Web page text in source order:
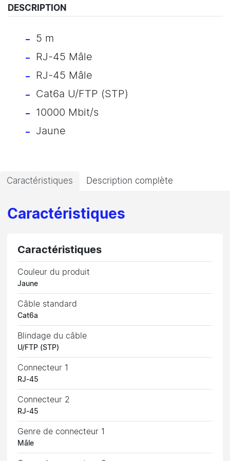
DESCRIPTION
5 m
RJ-45 Mâle
RJ-45 Mâle
Cat6a U/FTP (STP)
10000 Mbit/s
Jaune
Caractéristiques Description complète
Caractéristiques
Caractéristiques
Couleur du produit
Jaune
Câble standard
Cat6a
Blindage du câble
U/FTP (STP)
Connecteur 1
RJ-45
Connecteur 2
RJ-45
Genre de connecteur 1
Mâle